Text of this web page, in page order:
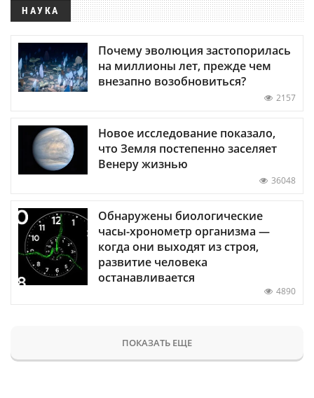
НАУКА
Почему эволюция застопорилась
на миллионы лет, прежде чем
внезапно возобновиться?
2157
Новое исследование показало,
что Земля постепенно заселяет
Венеру жизнью
36048
Обнаружены биологические
часы-хронометр организма —
когда они выходят из строя,
развитие человека
останавливается
4890
ПОКАЗАТЬ ЕЩЕ